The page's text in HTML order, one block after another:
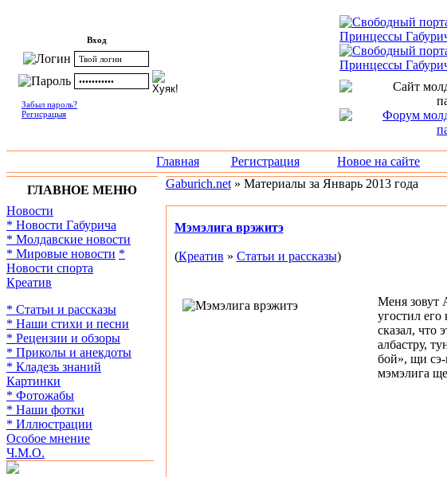
Вход
Забыл пароль?
Регисрацыя
Главная Регистрация Новое на сайте
ГЛАВНОЕ МЕНЮ
Новости
* Новости Габурича
* Молдавские новости
* Мировые новости *
Новости спорта
Креатив
* Статьи и рассказы
* Наши стихи и песни
* Рецензии и обзоры
* Приколы и анекдоты
* Кладезь знаний
Картинки
* Фотожабы
* Наши фотки
* Иллюстрации
Особое мнение
Ч.М.О.
Gaburich.net» Материалы за Январь 2013 года
Мэмэлига врэжитэ
(Креатив » Статьи и рассказы)
Меня зовут
угостил
сказал, что
албастру,
бой», щи
мэмэлига